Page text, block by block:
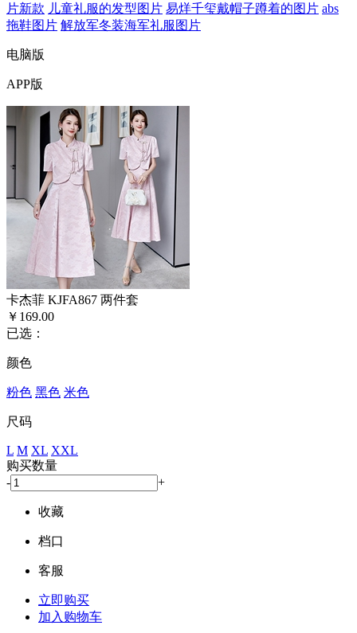
片新款 儿童礼服的发型图片 易烊千玺戴帽子蹲着的图片 abs
拖鞋图片 解放军冬装海军礼服图片
电脑版
APP版
卡杰菲 KJFA867 两件套
￥169.00
已选：
颜色
粉色 黑色 米色
尺码
L M XL XXL
购买数量
-
+
收藏
档口
客服
立即购买
加入购物车